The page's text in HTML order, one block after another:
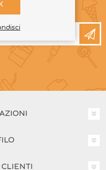
CLIENTI